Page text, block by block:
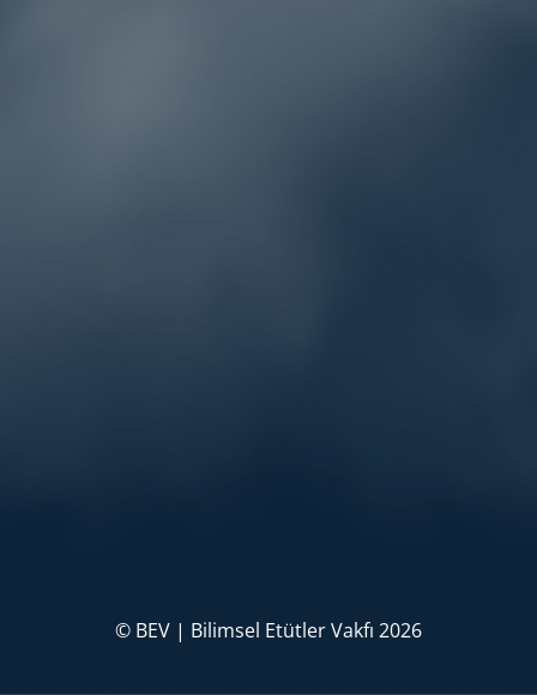
© BEV | Bilimsel Etütler Vakfı 2026